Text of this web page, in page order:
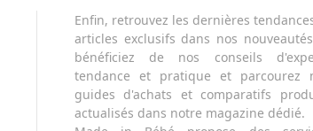
Enfin, retrouvez les dernières
articles exclusifs dans nos
bénéficiez de nos conseils
tendance et pratique et parcourez
guides d'achats et comparatifs
actualisés dans notre magazine dédié.